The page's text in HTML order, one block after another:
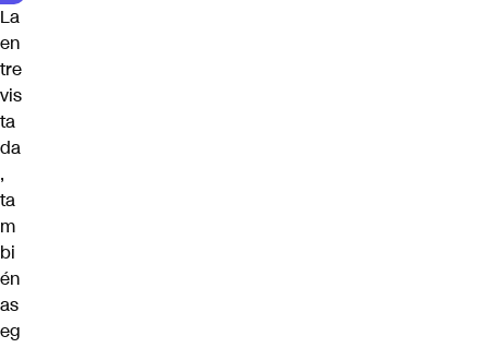
La
en
tre
vis
ta
da
,
ta
m
bi
én
as
eg